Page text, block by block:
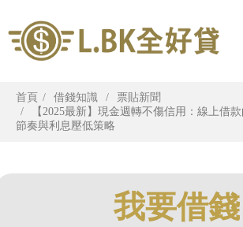
首頁 借錢知識
票貼新聞
【2025最新】現金週轉不傷信用：線上借
節奏與利息壓低策略
我要借錢